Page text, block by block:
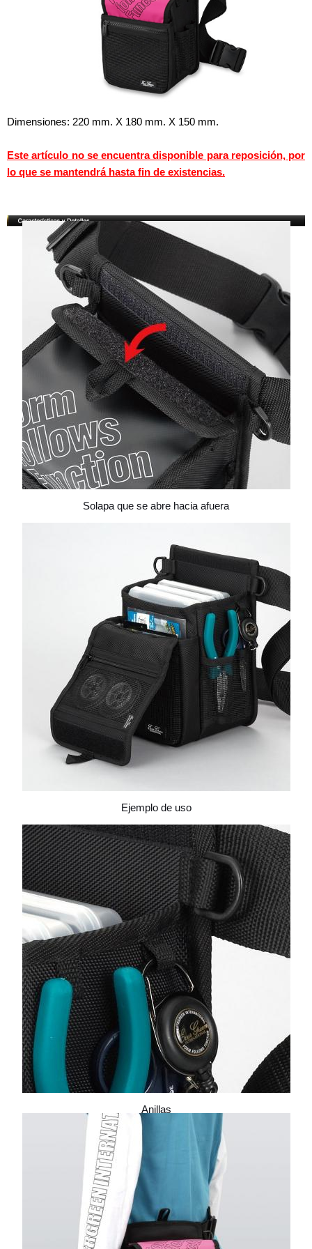
Dimensiones: 220 mm. X 180 mm. X 150 mm.
Este artículo no se encuentra disponible para reposición, por
lo que se mantendrá hasta fin de existencias.
Solapa que se abre hacia afuera
Ejemplo de uso
Anillas